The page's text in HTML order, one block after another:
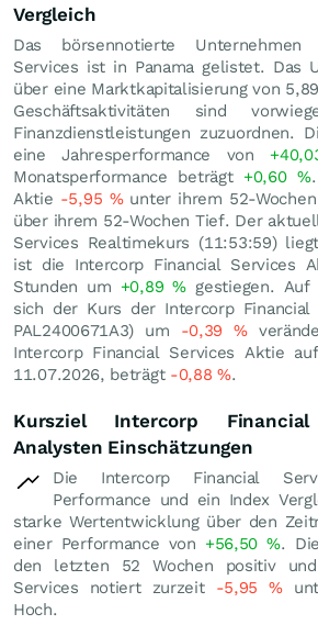
Vergleich
Das börsennotierte Unternehmen
Services ist in Panama gelistet. Das
über eine Marktkapitalisierung von
Geschäftsaktivitäten sind
Finanzdienstleistungen zuzuordnen.
eine Jahresperformance von
Monatsperformance beträgt +0,60%
Aktie -5,95 %unter ihrem 52-
über ihrem 52-Wochen Tief. Der
Services Realtimekurs (11:53:59)
ist die Intercorp Financial Services
Stunden um +0,89% gestiegen. Auf
sich der Kurs der Intercorp Financial
PAL2400671A3) um -0,39%
Intercorp Financial Services Aktie
11.07.2026, beträgt -0,88%.
Kursziel Intercorp
Analysten Einschätzungen
Die Intercorp Financial
Performance und ein Index
starke Wertentwicklung über den
einer Performance von +56,50%.
den letzten 52 Wochen positiv
Services notiert zurzeit -5,95%
Hoch.